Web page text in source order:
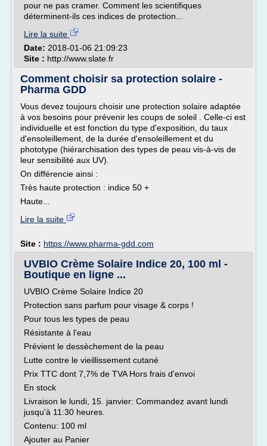
pour ne pas cramer. Comment les scientifiques
déterminent-ils ces indices de protection...
Lire la suite
Date: 2018-01-06 21:09:23
Site : http://www.slate.fr
Comment choisir sa protection solaire -
Pharma GDD
Vous devez toujours choisir une protection solaire adaptée
à vos besoins pour prévenir les coups de soleil . Celle-ci est
individuelle et est fonction du type d'exposition, du taux
d'ensoleillement, de la durée d'ensoleillement et du
phototype (hiérarchisation des types de peau vis-à-vis de
leur sensibilité aux UV).
On différencie ainsi :
Très haute protection : indice 50 +
Haute...
Lire la suite
Site : https://www.pharma-gdd.com
UVBIO Crème Solaire Indice 20, 100 ml -
Boutique en ligne ...
UVBIO Crème Solaire Indice 20
Protection sans parfum pour visage & corps !
Pour tous les types de peau
Résistante à l'eau
Prévient le dessèchement de la peau
Lutte contre le vieillissement cutané
Prix TTC dont 7,7% de TVA Hors frais d'envoi
En stock
Livraison le lundi, 15. janvier: Commandez avant lundi
jusqu'à 11:30 heures.
Contenu: 100 ml
Ajouter au Panier